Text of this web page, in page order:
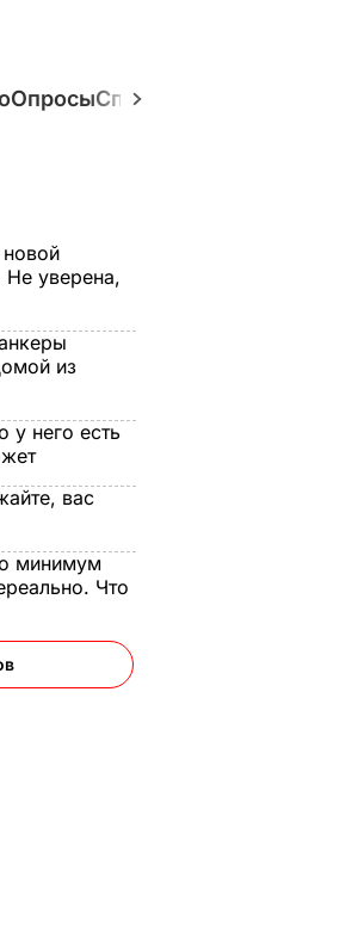
ОпросыСпецпроекты
новой
уверена,
из
у него есть
вас
минимум
Что